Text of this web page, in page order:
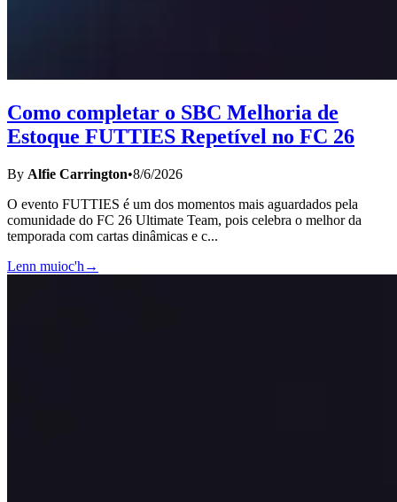
Como completar o SBC Melhoria de
Estoque FUTTIES Repetível no FC 26
By Alfie Carrington•8/6/2026
O evento FUTTIES é um dos momentos mais aguardados pela
comunidade do FC 26 Ultimate Team, pois celebra o melhor da
temporada com cartas dinâmicas e c...
Lenn muioc'h →